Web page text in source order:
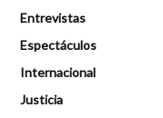
Entrevistas
Espectáculos
Internacional
Justicia